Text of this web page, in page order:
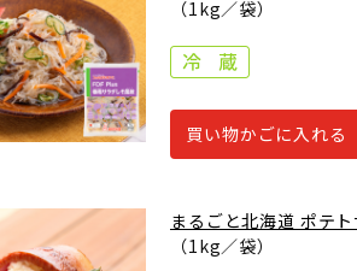
（1kg／袋）
買い物かごに入れる
まるごと北海道 ポテ
（1kg／袋）